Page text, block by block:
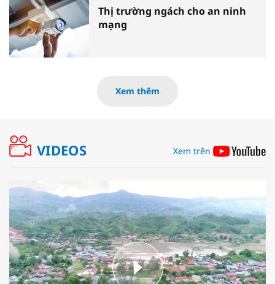
Thị trường ngách cho an ninh
mạng
Xem thêm
VIDEOS Xem trên